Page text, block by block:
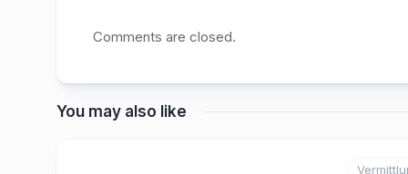
Comments are closed.
You may also like